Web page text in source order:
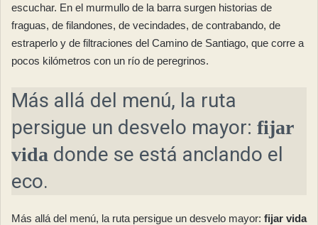
escuchar. En el murmullo de la barra surgen historias de
fraguas, de filandones, de vecindades, de contrabando, de
estraperlo y de filtraciones del Camino de Santiago, que corre a
pocos kilómetros con un río de peregrinos.
Más allá del menú, la ruta
persigue un desvelo mayor: fijar
vida donde se está anclando el
eco.
Más allá del menú, la ruta persigue un desvelo mayor: fijar vida